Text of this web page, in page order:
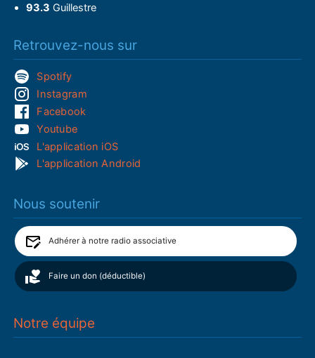
93.3 Guillestre
Retrouvez-nous sur
Spotify
Instagram
Facebook
Youtube
L'application iOS
L'application Android
Nous soutenir
Adhérer à notre radio associative
Faire un don (déductible)
Notre équipe